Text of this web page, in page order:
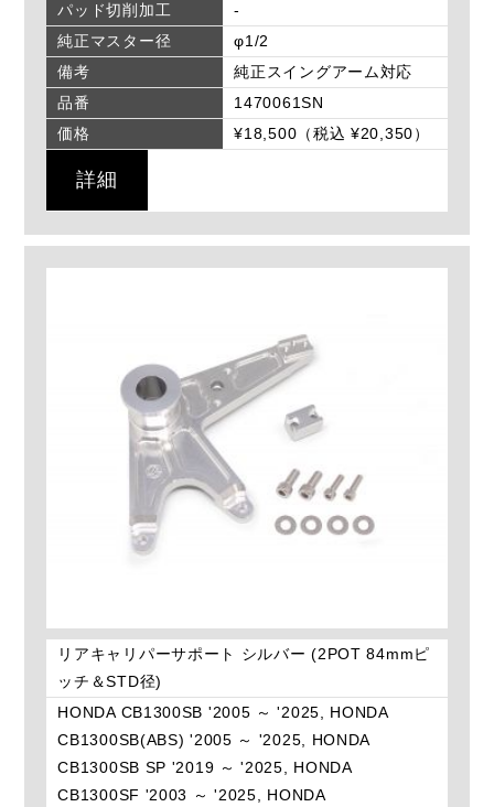
パッド切削加工
-
純正マスター径
φ1/2
備考
純正スイングアーム対応
品番
1470061SN
価格
¥18,500（税込 ¥20,350）
詳細
リアキャリパーサポート シルバー (2POT 84mmピ
ッチ＆STD径)
HONDA CB1300SB '2005 ～ '2025, HONDA
CB1300SB(ABS) '2005 ～ '2025, HONDA
CB1300SB SP '2019 ～ '2025, HONDA
CB1300SF '2003 ～ '2025, HONDA